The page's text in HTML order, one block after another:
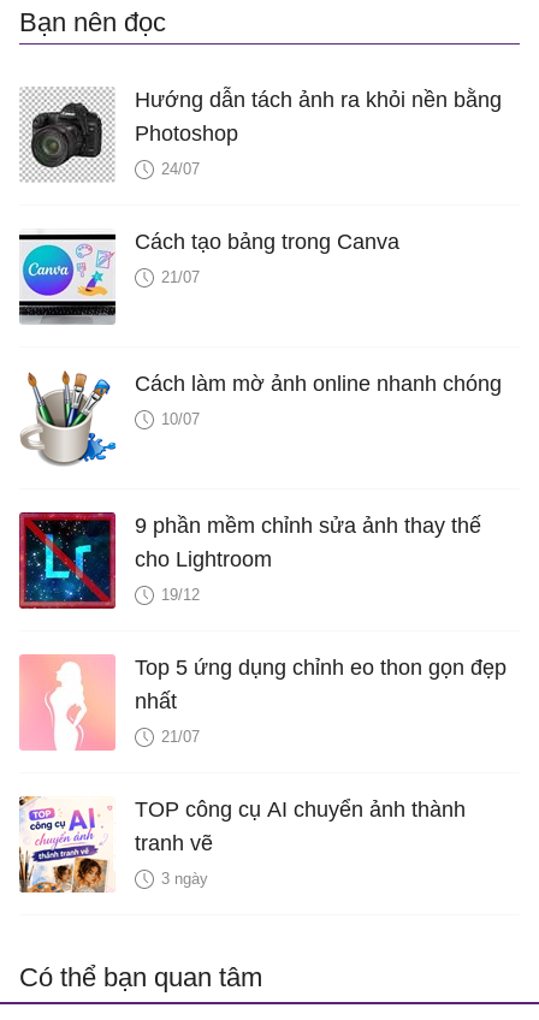
Bạn nên đọc
Hướng dẫn tách ảnh ra khỏi nền bằng
Photoshop
24/07
Cách tạo bảng trong Canva
21/07
Cách làm mờ ảnh online nhanh chóng
10/07
9 phần mềm chỉnh sửa ảnh thay thế
cho Lightroom
19/12
Top 5 ứng dụng chỉnh eo thon gọn đẹp
nhất
21/07
TOP công cụ AI chuyển ảnh thành
tranh vẽ
3 ngày
Có thể bạn quan tâm